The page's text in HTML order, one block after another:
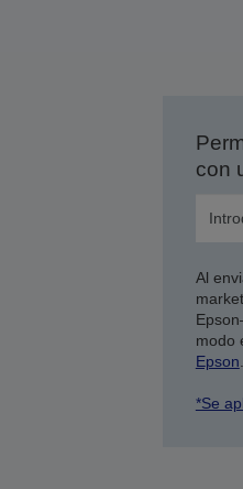
con
Al
modo
Epson
*Se